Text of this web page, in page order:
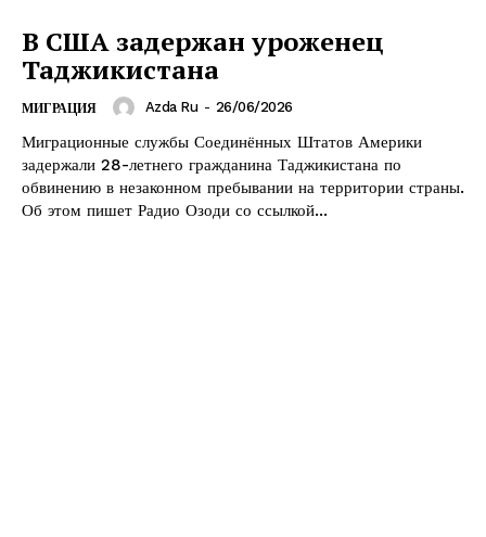
В США задержан уроженец
Таджикистана
МИГРАЦИЯ Azda Ru - 26/06/2026
Миграционные службы Соединённых Штатов Америки
задержали 28-летнего гражданина Таджикистана по
обвинению в незаконном пребывании на территории страны.
Об этом пишет Радио Озоди со ссылкой...